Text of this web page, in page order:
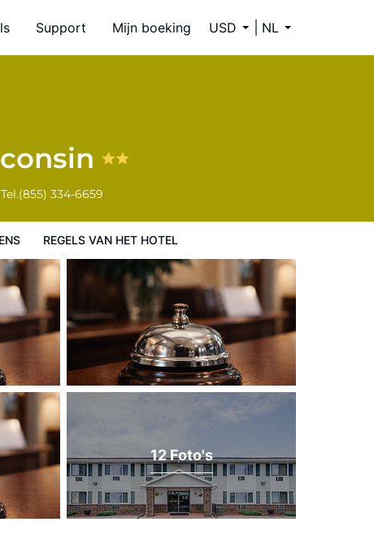
Support Mijn boeking USD NL
Tel.(855) 334-6659
REGELS VAN HET HOTEL
12 Foto's